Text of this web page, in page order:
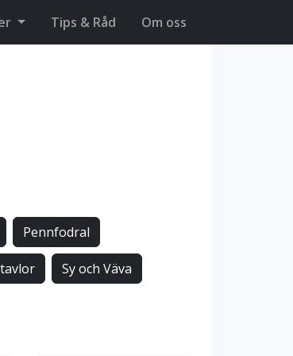
Tips & Råd Om oss
Pennfodral
Sy och Väva